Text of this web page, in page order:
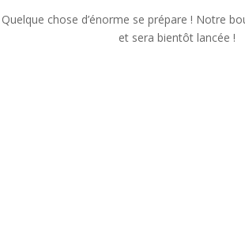
Quelque chose d’énorme se prépare ! Notre
et sera bientôt lancée !